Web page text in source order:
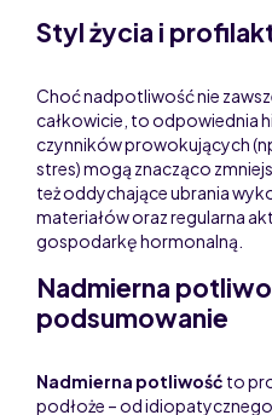
Styl życia i
Choć nadpotliwość nie
całkowicie, to odpowiednia
czynników prowokujących
stres) mogą znacząco
też oddychające ubrania
materiałów oraz regularna
gospodarkę hormonalną.
Nadmierna
podsumowanie
Nadmierna potliwość to
podłoże – od